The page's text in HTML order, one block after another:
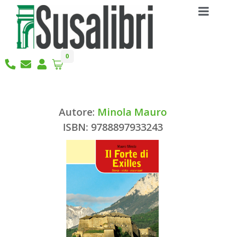
0
Autore: Minola Mauro
ISBN: 9788897933243